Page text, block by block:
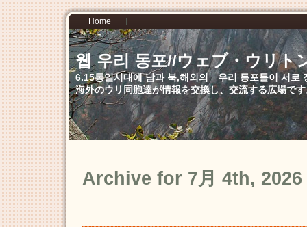
Home
웹 우리 동포//ウェブ・ウリト
6.15통일시대에 남과 북,해외의 우리 동포들이 서로
海外のウリ同胞達が情報を交換し、交流する広場で
Archive for 7月 4th, 2026